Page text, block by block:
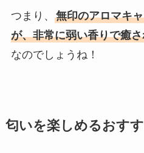
つまり、 無印のアロマキ
が、非常に弱い香りで癒
なのでしょうね！
匂いを楽しめるおす